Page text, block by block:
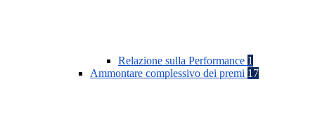
Relazione sulla Performance 1
Ammontare complessivo dei premi 17